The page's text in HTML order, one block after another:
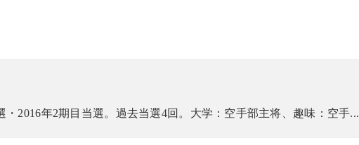
・2016年2期目当選。過去当選4回。大学：空手部主将、趣味：空手...